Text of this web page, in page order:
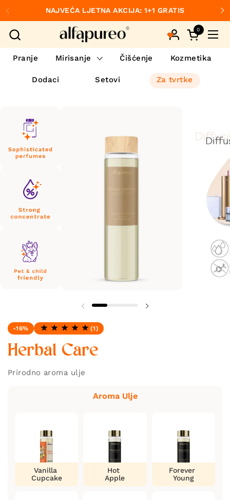
Preskoči na sadržaj
Prethodno
NAJVEĆA LJETNA AKCIJA: 1+1 GRATIS
Otvori
0
Pranje Mirisanje Čišćenje Kozmetika
Dodaci Setovi Za tvrtke
-16%
Ocjena: 5.0 od 5
(1)
Herbal Care
Prirodno aroma ulje
Aroma Ulje
Vanilla
Cupcake
Hot
Apple
Forever
Young